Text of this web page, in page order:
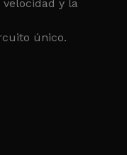
y la
único.